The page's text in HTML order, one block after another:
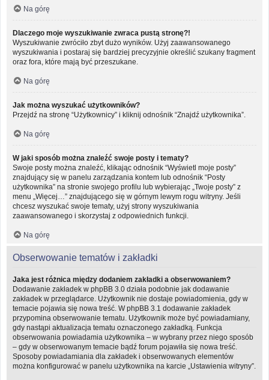
Na górę
Dlaczego moje wyszukiwanie zwraca pustą stronę?!
Wyszukiwanie zwróciło zbyt dużo wyników. Użyj zaawansowanego
wyszukiwania i postaraj się bardziej precyzyjnie określić szukany fragment
oraz fora, które mają być przeszukane.
Na górę
Jak można wyszukać użytkowników?
Przejdź na stronę “Użytkownicy” i kliknij odnośnik “Znajdź użytkownika”.
Na górę
W jaki sposób można znaleźć swoje posty i tematy?
Swoje posty można znaleźć, klikając odnośnik “Wyświetl moje posty”
znajdujący się w panelu zarządzania kontem lub odnośnik “Posty
użytkownika” na stronie swojego profilu lub wybierając „Twoje posty” z
menu „Więcej…” znajdującego się w górnym lewym rogu witryny. Jeśli
chcesz wyszukać swoje tematy, użyj strony wyszukiwania
zaawansowanego i skorzystaj z odpowiednich funkcji.
Na górę
Obserwowanie tematów i zakładki
Jaka jest różnica między dodaniem zakładki a obserwowaniem?
Dodawanie zakładek w phpBB 3.0 działa podobnie jak dodawanie
zakładek w przeglądarce. Użytkownik nie dostaje powiadomienia, gdy w
temacie pojawia się nowa treść. W phpBB 3.1 dodawanie zakładek
przypomina obserwowanie tematu. Użytkownik może być powiadamiany,
gdy nastąpi aktualizacja tematu oznaczonego zakładką. Funkcja
obserwowania powiadamia użytkownika – w wybrany przez niego sposób
– gdy w obserwowanym temacie bądź forum pojawiła się nowa treść.
Sposoby powiadamiania dla zakładek i obserwowanych elementów
można konfigurować w panelu użytkownika na karcie „Ustawienia witryny”.